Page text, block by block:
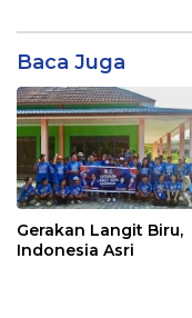
Baca Juga
Gerakan Langit Biru,
Indonesia Asri